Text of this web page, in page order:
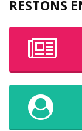
RESTONS